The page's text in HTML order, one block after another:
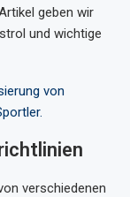
geben wir
und wichtige
von
verschiedenen